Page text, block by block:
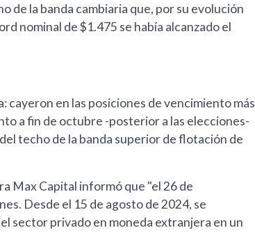
de la banda cambiaria que, por su evolución
nominal de $1.475 se había alcanzado el
en las posiciones de vencimiento más
a fin de octubre -posterior a las elecciones-
techo de la banda superior de flotación de
Max Capital informó que "el 26 de
Desde el 15 de agosto de 2024, se
sector privado en moneda extranjera en un